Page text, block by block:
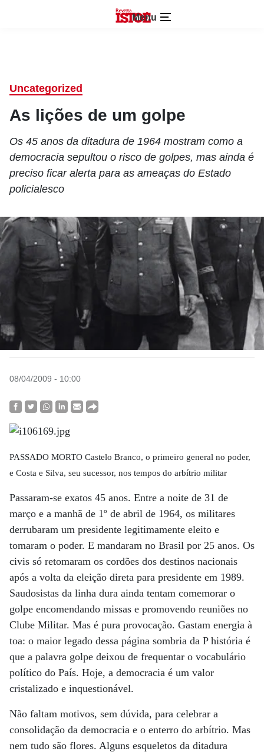
Menu
Uncategorized
As lições de um golpe
Os 45 anos da ditadura de 1964 mostram como a
democracia sepultou o risco de golpes, mas ainda é
preciso ficar alerta para as ameaças do Estado
policialesco
08/04/2009 - 10:00
PASSADO MORTO Castelo Branco, o primeiro general no poder,
e Costa e Silva, seu sucessor, nos tempos do arbítrio militar
Passaram-se exatos 45 anos. Entre a noite de 31 de
março e a manhã de 1º de abril de 1964, os militares
derrubaram um presidente legitimamente eleito e
tomaram o poder. E mandaram no Brasil por 25 anos. Os
civis só retomaram os cordões dos destinos nacionais
após a volta da eleição direta para presidente em 1989.
Saudosistas da linha dura ainda tentam comemorar o
golpe encomendando missas e promovendo reuniões no
Clube Militar. Mas é pura provocação. Gastam energia à
toa: o maior legado dessa página sombria da P história é
que a palavra golpe deixou de frequentar o vocabulário
político do País. Hoje, a democracia é um valor
cristalizado e inquestionável.
Não faltam motivos, sem dúvida, para celebrar a
consolidação da democracia e o enterro do arbítrio. Mas
nem tudo são flores. Alguns esqueletos da ditadura